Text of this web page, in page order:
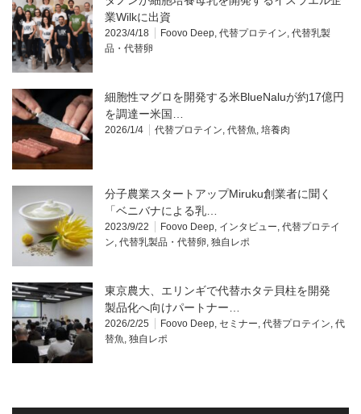
業Wilkに出資
2023/4/18 Foovo Deep 代替プロテイン 代替乳製
品・代替卵
細胞性マグロを開発する米BlueNaluが約17億円
を調達ー米国…
2026/1/4 代替プロテイン 代替魚 培養肉
分子農業スタートアップMiruku創業者に聞く
「ベニバナによる乳…
2023/9/22 Foovo Deep インタビュー 代替プロテイ
ン 代替乳製品・代替卵 独自レポ
東京農大、エリンギで代替ホタテ貝柱を開発
製品化へ向けパートナー…
2026/2/25 Foovo Deep セミナー 代替プロテイン 代
替魚 独自レポ